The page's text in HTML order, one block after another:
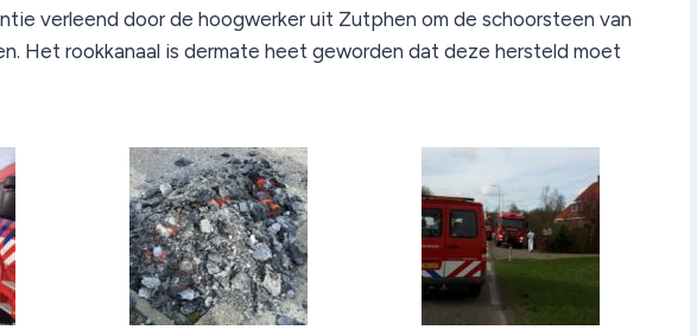
verleend door de hoogwerker uit Zutphen om de schoorsteen van
Het rookkanaal is dermate heet geworden dat deze hersteld moet